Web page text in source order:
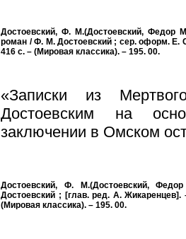
Достоевский, Ф. М.(Достоевский, Федор
роман / Ф. М. Достоевский ; сер. оформ. Е.
416 с. – (Мировая классика). – 195. 00.
«Записки из
Достоевским на
заключении в Омском
Достоевский, Ф. М.(Достоевский,
Достоевский ; [глав. ред. А.
(Мировая классика). – 195. 00.